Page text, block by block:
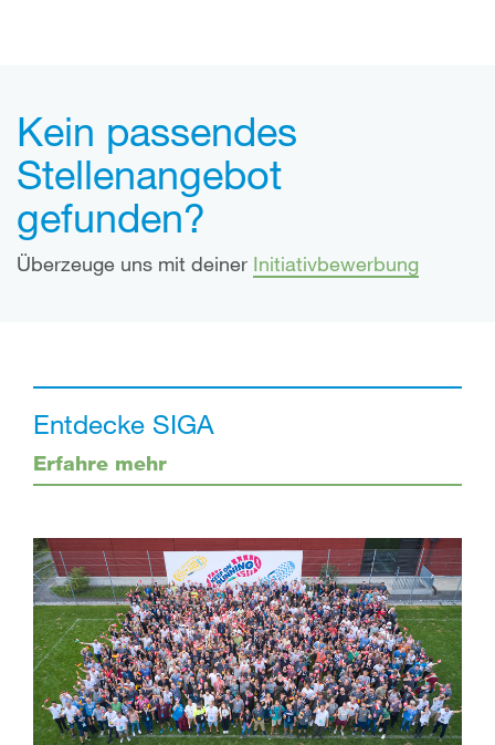
Kein passendes
Stellenangebot
gefunden?
Überzeuge uns mit deiner Initiativbewerbung
Entdecke SIGA
Erfahre mehr